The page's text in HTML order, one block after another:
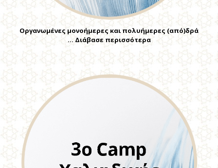
Οργανωμένες μονοήμερες και πολυήμερες (από)δρά
… Διάβασε περισσότερα